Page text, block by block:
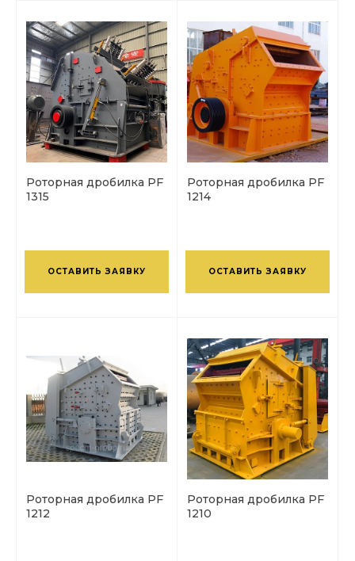
Роторная дробилка PF
1315
ОСТАВИТЬ ЗАЯВКУ
Роторная дробилка PF
1214
ОСТАВИТЬ ЗАЯВКУ
Роторная дробилка PF
1212
Роторная дробилка PF
1210